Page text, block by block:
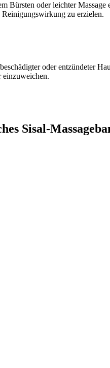
Bürsten oder leichter
zu erzielen.
oder entzündeter
einzuweichen.
Sisal-